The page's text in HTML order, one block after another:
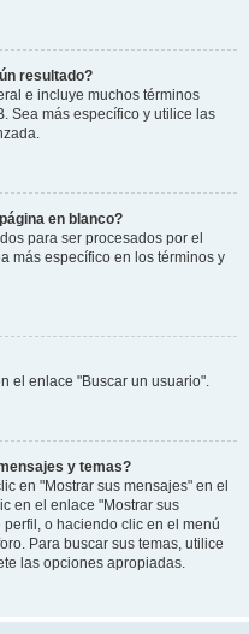
resultado?
e incluye muchos términos
Sea más específico y utilice las
en blanco?
para ser procesados por el
más específico en los términos y
el enlace "Buscar un usuario".
y temas?
en "Mostrar sus mensajes" en el
en el enlace "Mostrar sus
o haciendo clic en el menú
Para buscar sus temas, utilice
las opciones apropiadas.